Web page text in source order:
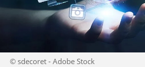
© sdecoret - Adobe Stock